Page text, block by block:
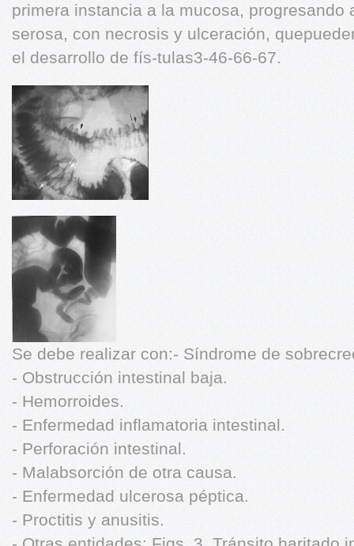
primera instancia a la mucosa, progresando
serosa, con necrosis y ulceración,
el desarrollo de fís-tulas3-46-66-67.
Se debe realizar con:- Síndrome de
- Obstrucción intestinal baja.
- Hemorroides.
- Enfermedad inflamatoria intestinal.
- Perforación intestinal.
- Malabsorción de otra causa.
- Enfermedad ulcerosa péptica.
- Proctitis y anusitis.